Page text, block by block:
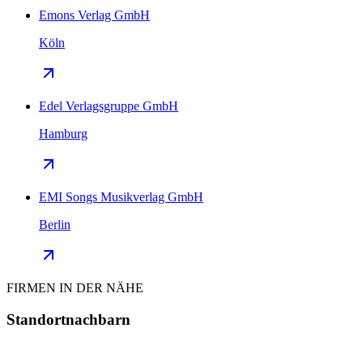
Emons Verlag GmbH
Köln
Edel Verlagsgruppe GmbH
Hamburg
EMI Songs Musikverlag GmbH
Berlin
FIRMEN IN DER NÄHE
Standortnachbarn